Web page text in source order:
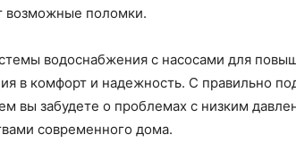
возможные поломки.
водоснабжения с насосами для
в комфорт и надежность. С правильно
вы забудете о проблемах с низким
современного дома.